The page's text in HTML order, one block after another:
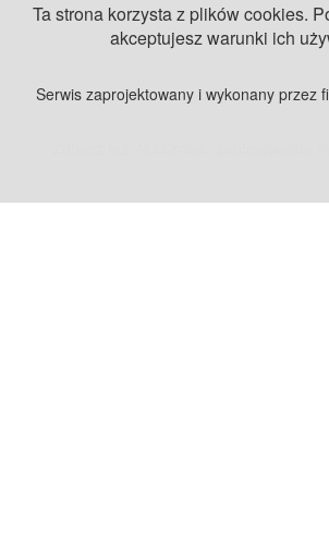
Ta strona korzysta z plików cookies.
akceptujesz warunki ich
Serwis zaprojektowany i wykonany przez